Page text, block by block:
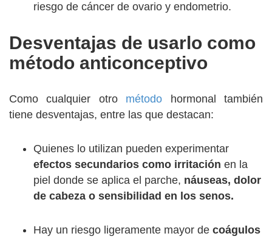
riesgo de cáncer de ovario y endometrio.
Desventajas de usarlo como
método anticonceptivo
Como cualquier otro método hormonal también
tiene desventajas, entre las que destacan:
Quienes lo utilizan pueden experimentar
efectos secundarios como irritación en la
piel donde se aplica el parche, náuseas, dolor
de cabeza o sensibilidad en los senos.
Hay un riesgo ligeramente mayor de coágulos